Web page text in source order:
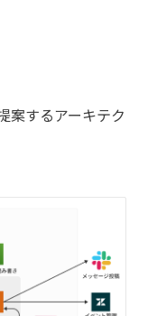
案するアーキテク